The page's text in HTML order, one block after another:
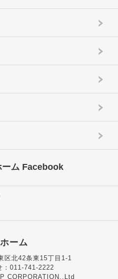
ーム Facebook
ーム
区北42条東15丁目1-1
：011-741-2222
CORPORATION.,Ltd